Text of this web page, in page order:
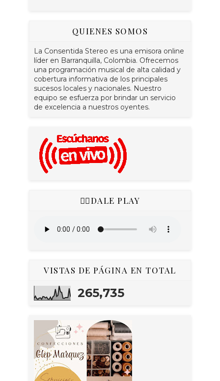
QUIENES SOMOS
La Consentida Stereo es una emisora online
líder en Barranquilla, Colombia. Ofrecemos
una programación musical de alta calidad y
cobertura informativa de los principales
sucesos locales y nacionales. Nuestro
equipo se esfuerza por brindar un servicio
de excelencia a nuestros oyentes.
👇🏻DALE PLAY
VISTAS DE PÁGINA EN TOTAL
265,735